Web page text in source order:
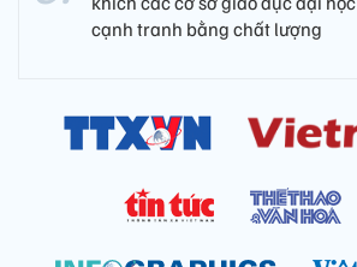
cạnh tranh bằng chất lượng​